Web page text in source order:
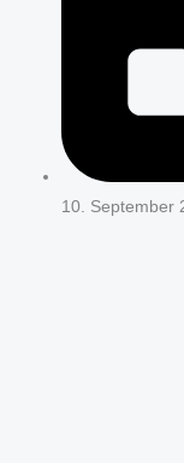
10. September